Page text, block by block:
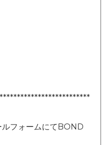
ルフォームにてBOND